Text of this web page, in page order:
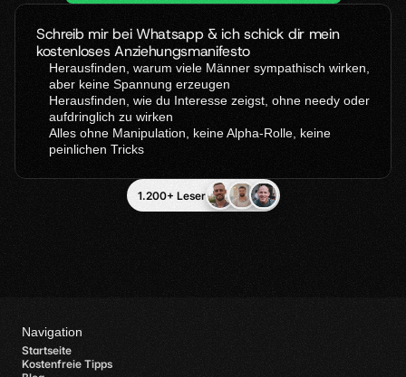
Schreib mir bei Whatsapp & ich schick dir mein
kostenloses Anziehungsmanifesto
Herausfinden, warum viele Männer sympathisch wirken,
aber keine Spannung erzeugen
Herausfinden, wie du Interesse zeigst, ohne needy oder
aufdringlich zu wirken
Alles ohne Manipulation, keine Alpha-Rolle, keine
peinlichen Tricks
1.200+ Leser
Navigation
Startseite
Kostenfreie Tipps